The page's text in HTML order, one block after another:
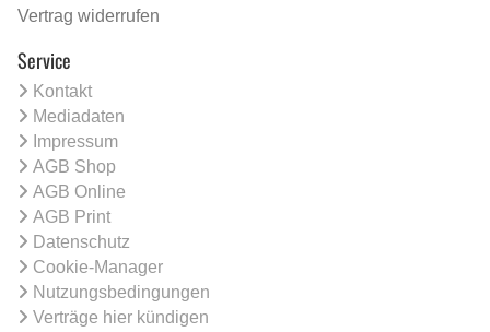
Vertrag widerrufen
Service
Kontakt
Mediadaten
Impressum
AGB Shop
AGB Online
AGB Print
Datenschutz
Cookie-Manager
Nutzungsbedingungen
Verträge hier kündigen